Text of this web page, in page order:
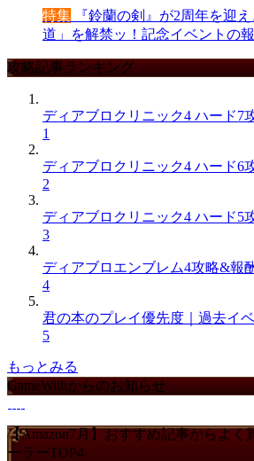
特集 『鈴蘭の剣』が2周年を迎
道」を解禁ッ！記念イベントの
攻略記事ランキング
ディアブロクリニック4 ハード7
1
ディアブロクリニック4 ハード6
2
ディアブロクリニック4 ハード5
3
ディアブロエンブレム4攻略&報
4
君の本のプレイ優先度｜過去イ
5
もっとみる
GameWithからのお知らせ
【Amazon7月】おすすめ記事からよく
ーラーTOP4